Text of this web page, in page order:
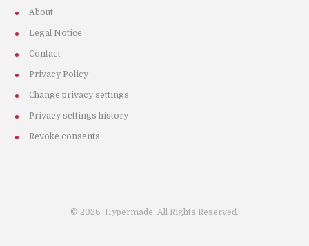
About
Legal Notice
Contact
Privacy Policy
Change privacy settings
Privacy settings history
Revoke consents
© 2026 Hypermade. All Rights Reserved.